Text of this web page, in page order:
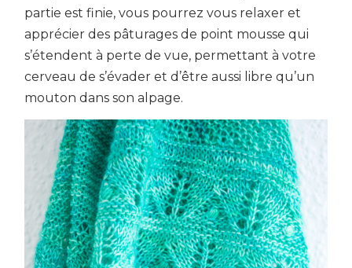
partie est finie, vous pourrez vous relaxer et
apprécier des pâturages de point mousse qui
s’étendent à perte de vue, permettant à votre
cerveau de s’évader et d’être aussi libre qu’un
mouton dans son alpage.